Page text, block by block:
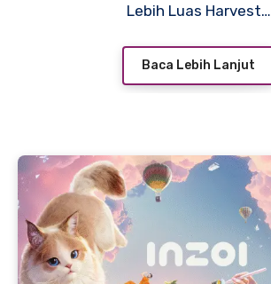
Lebih Luas Harvest…
Baca Lebih Lanjut